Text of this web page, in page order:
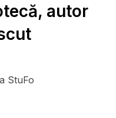
autor
StuFo